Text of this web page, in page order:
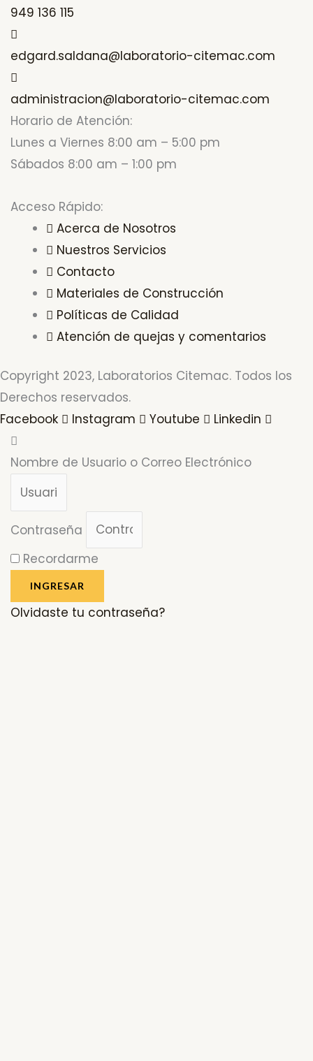
949 136 115
edgard.saldana@laboratorio-citemac.com
administracion@laboratorio-citemac.com
Horario de Atención:
Lunes a Viernes 8:00 am – 5:00 pm
Sábados 8:00 am – 1:00 pm
Acceso Rápido:
Acerca de Nosotros
Nuestros Servicios
Contacto
Materiales de Construcción
Políticas de Calidad
Atención de quejas y comentarios
Copyright 2023, Laboratorios Citemac. Todos los
Derechos reservados.
Facebook
Instagram Youtube Linkedin
Nombre de Usuario o Correo Electrónico
Contraseña
Recordarme
INGRESAR
Olvidaste tu contraseña?